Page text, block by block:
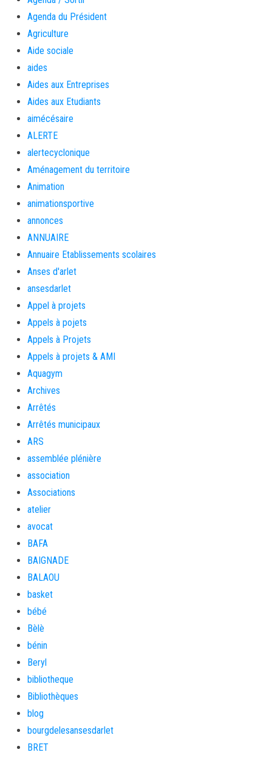
Agenda du Président
Agriculture
Aide sociale
aides
Aides aux Entreprises
Aides aux Etudiants
aimécésaire
ALERTE
alertecyclonique
Aménagement du territoire
Animation
animationsportive
annonces
ANNUAIRE
Annuaire Etablissements scolaires
Anses d'arlet
ansesdarlet
Appel à projets
Appels à pojets
Appels à Projets
Appels à projets & AMI
Aquagym
Archives
Arrêtés
Arrêtés municipaux
ARS
assemblée plénière
association
Associations
atelier
avocat
BAFA
BAIGNADE
BALAOU
basket
bébé
Bèlè
bénin
Beryl
bibliotheque
Bibliothèques
blog
bourgdelesansesdarlet
BRET